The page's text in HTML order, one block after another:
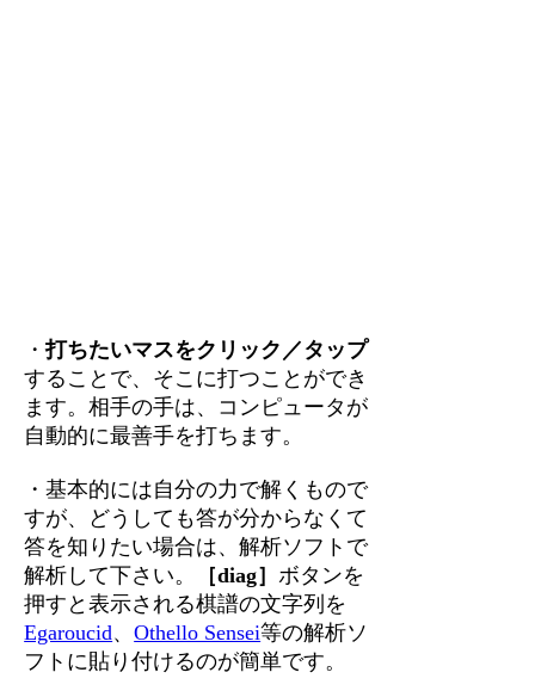
・打ちたいマスをクリック／タップ
することで、そこに打つことができ
ます。相手の手は、コンピュータが
自動的に最善手を打ちます。
・基本的には自分の力で解くもので
すが、どうしても答が分からなくて
答を知りたい場合は、解析ソフトで
解析して下さい。
［diag］ ボタンを
押すと表示される棋譜の文字列を
Egaroucid、Othello Sensei等の解析ソ
フトに貼り付けるのが簡単です。